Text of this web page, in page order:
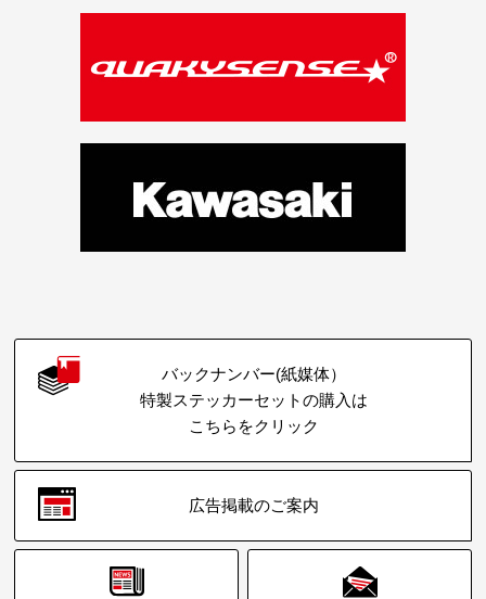
バックナンバー(紙媒体）
特製ステッカーセットの購入は
こちらをクリック
広告掲載のご案内